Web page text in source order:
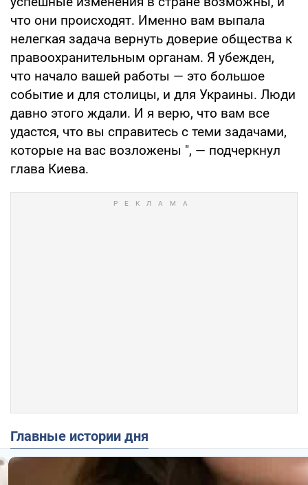
что они происходят. Именно вам выпала
нелегкая задача вернуть доверие общества к
правоохранительным органам. Я убежден,
что начало вашей работы — это большое
событие и для столицы, и для Украины. Люди
давно этого ждали. И я верю, что вам все
удастся, что вы справитесь с теми задачами,
которые на вас возложены ", — подчеркнул
глава Киева.
Главные истории дня